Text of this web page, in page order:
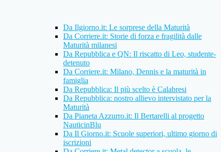
Da Ilgiorno.it: Le sorprese della Maturità
Da Corriere.it: Storie di forza e fragilità dalle
Maturità milanesi
Da Repubblica e QN: Il riscatto di Leo, studente-
detenuto
Da Corriere.it: Milano, Dennis e la maturità in
famiglia
Da Repubblica: Il più scelto è Calabresi
Da Repubblica: nostro allievo intervistato per la
Maturità
Da Pianeta Azzurro.it: Il Bertarelli al progetto
NauticinBlu
Da Il Giorno.it: Scuole superiori, ultimo giorno di
iscrizioni